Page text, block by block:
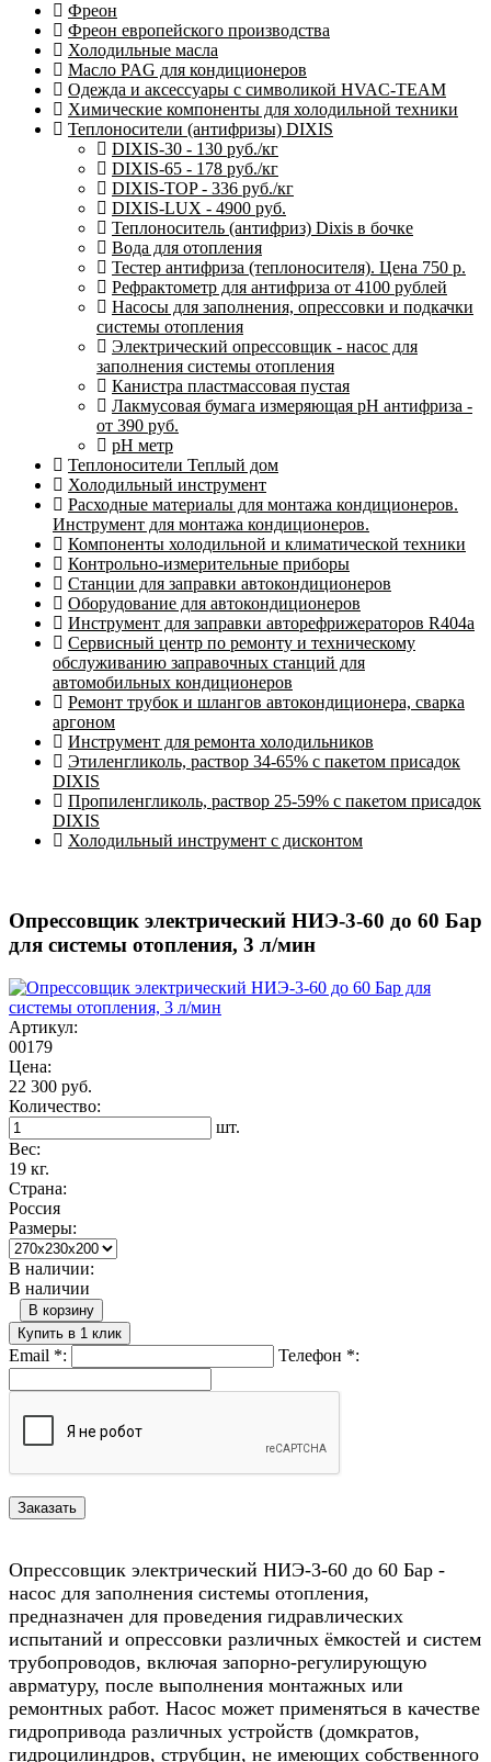
Фреон
Фреон европейского производства
Холодильные масла
Масло PAG для кондиционеров
Одежда и аксессуары с символикой HVAC-TEAM
Химические компоненты для холодильной техники
Теплоносители (антифризы) DIXIS
DIXIS-30 - 130 руб./кг
DIXIS-65 - 178 руб./кг
DIXIS-ТОP - 336 руб./кг
DIXIS-LUX - 4900 руб.
Теплоноситель (антифриз) Dixis в бочке
Вода для отопления
Тестер антифриза (теплоносителя). Цена 750 р.
Рефрактометр для антифриза от 4100 рублей
Насосы для заполнения, опрессовки и подкачки
системы отопления
Электрический опрессовщик - насос для
заполнения системы отопления
Канистра пластмассовая пустая
Лакмусовая бумага измеряющая pH антифриза -
от 390 руб.
pH метр
Теплоносители Теплый дом
Холодильный инструмент
Расходные материалы для монтажа кондиционеров.
Инструмент для монтажа кондиционеров.
Компоненты холодильной и климатической техники
Контрольно-измерительные приборы
Станции для заправки автокондиционеров
Оборудование для автокондиционеров
Инструмент для заправки авторефрижераторов R404a
Сервисный центр по ремонту и техническому
обслуживанию заправочных станций для
автомобильных кондиционеров
Ремонт трубок и шлангов автокондиционера, сварка
аргоном
Инструмент для ремонта холодильников
Этиленгликоль, раствор 34-65% с пакетом присадок
DIXIS
Пропиленгликоль, раствор 25-59% с пакетом присадок
DIXIS
Холодильный инструмент с дисконтом
Опрессовщик электрический НИЭ-3-60 до 60 Бар
для системы отопления, 3 л/мин
Артикул:
00179
Цена:
22 300 руб.
Количество:
шт.
Вес:
19 кг.
Страна:
Россия
Размеры:
В наличии:
В наличии
В корзину
Купить в 1 клик
Email *: Телефон *:
Опрессовщик электрический НИЭ-3-60 до 60 Бар -
насос для заполнения системы отопления,
предназначен для проведения гидравлических
испытаний и опрессовки различных ёмкостей и систем
трубопроводов, включая запорно-регулирующую
аврматуру, после выполнения монтажных или
ремонтных работ. Насос может применяться в качестве
гидропривода различных устройств (домкратов,
гидроцилиндров, струбцин, не имеющих собственного